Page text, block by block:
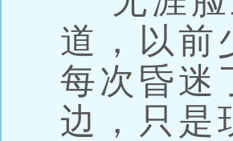
道，以前
每次昏迷
边，只是